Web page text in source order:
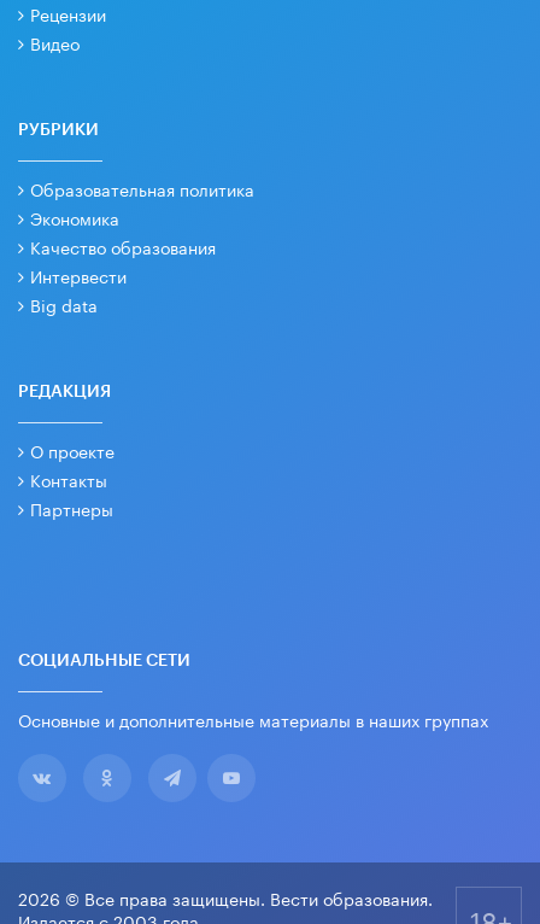
Рецензии
Видео
РУБРИКИ
Образовательная политика
Экономика
Качество образования
Интервести
Big data
РЕДАКЦИЯ
О проекте
Контакты
Партнеры
СОЦИАЛЬНЫЕ СЕТИ
Основные и дополнительные материалы в наших группах
2026 © Все права защищены. Вести образования.